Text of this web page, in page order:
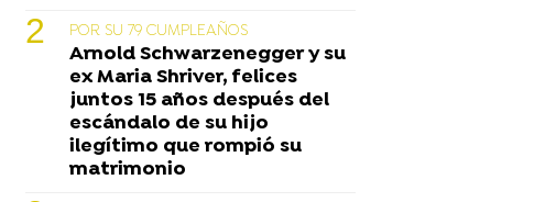
POR SU 79 CUMPLEAÑOS
Arnold Schwarzenegger y su
ex Maria Shriver, felices
juntos 15 años después del
escándalo de su hijo
ilegítimo que rompió su
matrimonio